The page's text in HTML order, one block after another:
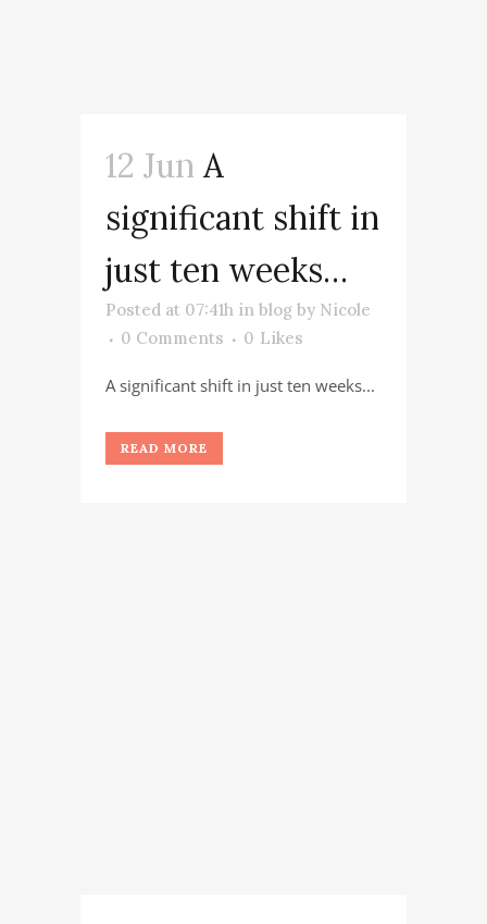
12 Jun A
significant shift in
just ten weeks…
Posted at 07:41h in blog by Nicole
0 Comments
0 Likes
A significant shift in just ten weeks...
READ MORE